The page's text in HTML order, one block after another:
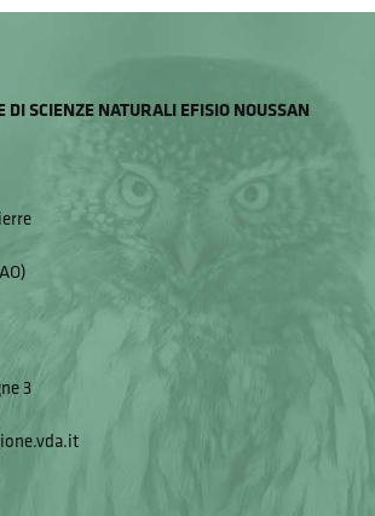
DI SCIENZE NATURALI EFISIO NOUSSAN
3